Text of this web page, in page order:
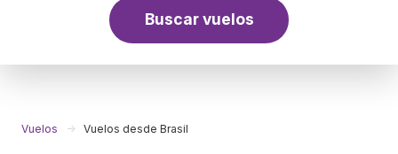
Buscar vuelos
Vuelos Vuelos desde Brasil